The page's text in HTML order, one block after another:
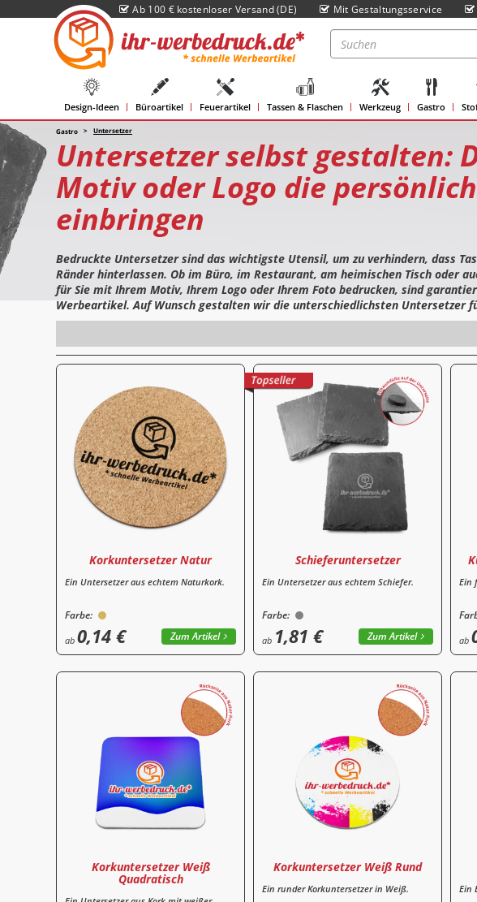
Ab 100 € kostenloser Versand (DE) Mit Gestaltungsservice
Design-Ideen Büroartikel Feuerartikel Tassen & Flaschen Werkzeug Gastro
Gastro Untersetzer
Untersetzer selbst gestalten:
Motiv oder Logo die
einbringen
Bedruckte Untersetzer sind das wichtigste Utensil, um zu verhindern, dass
Ränder hinterlassen. Ob im Büro, im Restaurant, am heimischen Tisch oder
für Sie mit Ihrem Motiv, Ihrem Logo oder Ihrem Foto bedrucken, sind
Werbeartikel. Auf Wunsch gestalten wir die unterschiedlichsten Untersetzer
Korkuntersetzer Natur
Ein Untersetzer aus echtem Naturkork.
Farbe:
ab 0,14 € Zum Artikel
Schieferuntersetzer
Ein Untersetzer aus echtem Schiefer.
Farbe:
ab 1,81 € Zum Artikel
Ein
ab
Korkuntersetzer Weiß
Quadratisch
Korkuntersetzer Weiß Rund
Ein runder Korkuntersetzer in Weiß. Ein